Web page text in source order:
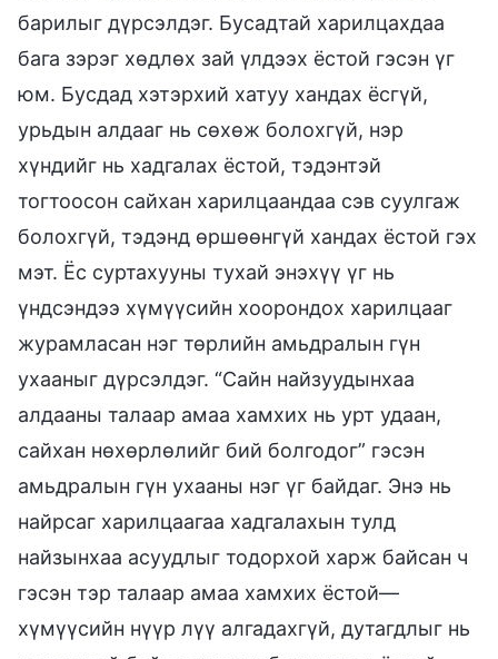
барилыг дүрсэлдэг. Бусадтай харилцахдаа
бага зэрэг хөдлөх зай үлдээх ёстой гэсэн үг
юм. Бусдад хэтэрхий хатуу хандах ёсгүй,
урьдын алдааг нь сөхөж болохгүй, нэр
хүндийг нь хадгалах ёстой, тэдэнтэй
тогтоосон сайхан харилцаандаа сэв суулгаж
болохгүй, тэдэнд өршөөнгүй хандах ёстой гэх
мэт. Ёс суртахууны тухай энэхүү үг нь
үндсэндээ хүмүүсийн хоорондох харилцааг
журамласан нэг төрлийн амьдралын гүн
ухааныг дүрсэлдэг. “Сайн найзуудынхаа
алдааны талаар амаа хамхих нь урт удаан,
сайхан нөхөрлөлийг бий болгодог” гэсэн
амьдралын гүн ухааны нэг үг байдаг. Энэ нь
найрсаг харилцаагаа хадгалахын тулд
найзынхаа асуудлыг тодорхой харж байсан ч
гэсэн тэр талаар амаа хамхих ёстой—
хүмүүсийн нүүр лүү алгадахгүй, дутагдлыг нь